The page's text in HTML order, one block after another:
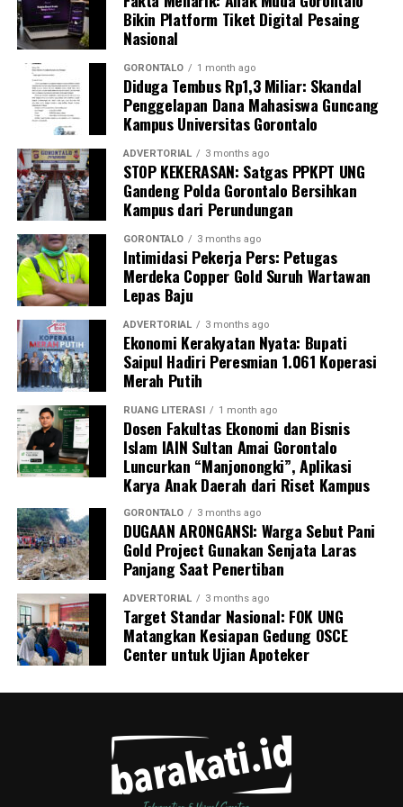
penyidik Subdit Gakkum Ditpolairud Polda Gorontalo
langsung mengirimkan sampel ke Laboratorium
Forensik (Labfor) Polda Sulawesi Utara di Manado. Hasil
pengujian laboratorium mengonfirmasi secara
meyakinkan bahwa butiran putih dalam 39 karung
tersebut positif mengandung sianida.
Selain menyita 1,9 ton sianida, polisi turut
mengamankan bangkai kapal “SAR.01.1824” yang telah
rusak, beserta sisa serpihan dan mesin kapal sebagai
barang bukti.
Hingga saat ini, pihak kepolisian tengah melakukan
penyelidikan intensif dan memburu pihak-pihak yang
bertanggung jawab atas kepemilikan serta aktivitas
pengangkutan barang berbahaya tersebut. Sedikitnya
enam orang saksi telah dimintai keterangan resmi,
termasuk personel Ditpolairud yang tiba pertama di
lokasi, Kepala Desa Motihelumo, warga pelapor, serta
masyarakat sekitar.
Peristiwa ini dipastikan melanggar sejumlah ketentuan
pidana berlapis. Para pelaku terancam dijerat atas
tindak pidana pengangkutan barang berbahaya tanpa
proses kepabeanan, pelanggaran pelayaran,
perdagangan tanpa izin resmi, serta pelanggaran
Undang-Undang Perlindungan Konsumen karena
memanipulasi label dan kemasan barang.
Menutup keterangannya, Kombes Devy mengimbau
seluruh masyarakat pesisir Gorontalo untuk terus
Bikin Platform Tiket Digital Pesaing
Nasional
GORONTALO 1 month ago
Diduga Tembus Rp1,3 Miliar: Skandal
Penggelapan Dana Mahasiswa Guncang
Kampus Universitas Gorontalo
ADVERTORIAL 3 months ago
STOP KEKERASAN: Satgas PPKPT UNG
Gandeng Polda Gorontalo Bersihkan
Kampus dari Perundungan
GORONTALO 3 months ago
Intimidasi Pekerja Pers: Petugas
Merdeka Copper Gold Suruh Wartawan
Lepas Baju
ADVERTORIAL 3 months ago
Ekonomi Kerakyatan Nyata: Bupati
Saipul Hadiri Peresmian 1.061 Koperasi
Merah Putih
RUANG LITERASI 1 month ago
Dosen Fakultas Ekonomi dan Bisnis
Islam IAIN Sultan Amai Gorontalo
Luncurkan “Manjonongki”, Aplikasi
Karya Anak Daerah dari Riset Kampus
GORONTALO 3 months ago
DUGAAN ARONGANSI: Warga Sebut Pani
Gold Project Gunakan Senjata Laras
Panjang Saat Penertiban
ADVERTORIAL 3 months ago
Target Standar Nasional: FOK UNG
Matangkan Kesiapan Gedung OSCE
Center untuk Ujian Apoteker